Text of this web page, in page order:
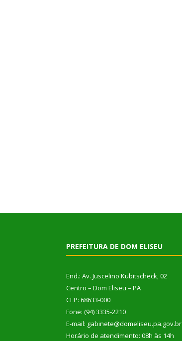
PREFEITURA DE DOM ELISEU
End.: Av. Juscelino Kubitscheck, 02
Centro – Dom Eliseu – PA
CEP: 68633-000
Fone: (94) 3335-2210
E-mail: gabinete@domeliseu.pa.gov.br
Horário de atendimento: 08h às 14h